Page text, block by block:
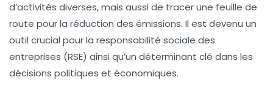
d’activités diverses, mais aussi de tracer une feuille de
route pour la réduction des émissions. Il est devenu un
outil crucial pour la responsabilité sociale des
entreprises (RSE) ainsi qu’un déterminant clé dans les
décisions politiques et économiques.